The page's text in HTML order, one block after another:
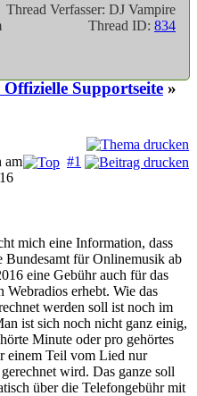
Thread Verfasser: DJ Vampire
Thread ID: 834
Supportseite »
#1
am
mich eine Information, dass
Bundesamt für Onlinemusik ab
eine Gebühr auch für das
Webradios erhebt. Wie das
werden soll ist noch im
ist sich noch nicht ganz einig,
Minute oder pro gehörtes
einem Teil vom Lied nur
wird. Das ganze soll
über die Telefongebühr mit